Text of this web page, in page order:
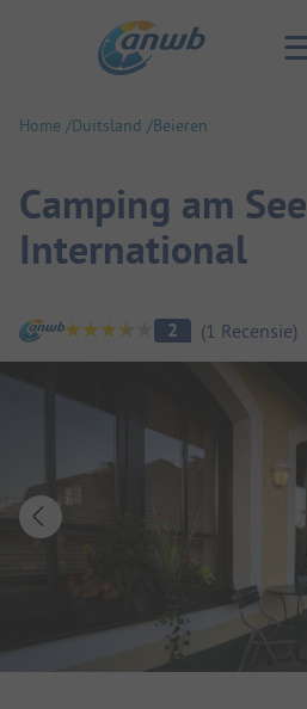
Home Duitsland Beieren
Camping am See
International
Camping overzicht
2 (1 Recensie)